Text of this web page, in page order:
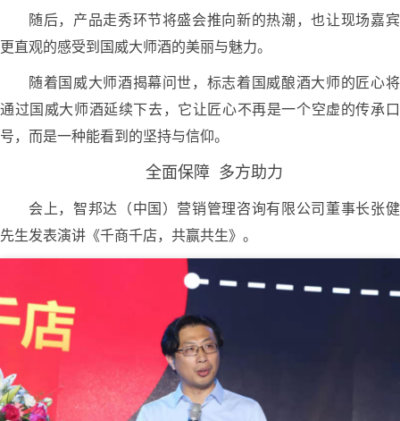
随后，产品走秀环节将盛会推向新的热潮，也让现场嘉宾
更直观的感受到国威大师酒的美丽与魅力。
随着国威大师酒揭幕问世，标志着国威酿酒大师的匠心将
通过国威大师酒延续下去，它让匠心不再是一个空虚的传承口
号，而是一种能看到的坚持与信仰。
全面保障 多方助力
会上，智邦达（中国）营销管理咨询有限公司董事长张健
先生发表演讲《千商千店，共赢共生》。